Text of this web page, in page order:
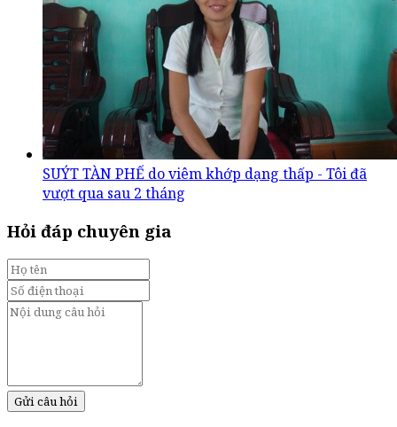
SUÝT TÀN PHẾ do viêm khớp dạng thấp - Tôi đã
vượt qua sau 2 tháng
Hỏi đáp chuyên gia
Gửi câu hỏi